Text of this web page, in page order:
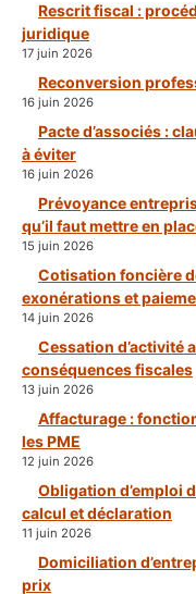
Rescrit fiscal :
juridique
17 juin 2026
Reconversion
16 juin 2026
Pacte d’associés :
à éviter
16 juin 2026
Prévoyance
qu’il faut mettre en
15 juin 2026
Cotisation foncière
exonérations et
14 juin 2026
Cessation d’activité
conséquences fiscales
13 juin 2026
Affacturage :
les PME
12 juin 2026
Obligation d’emploi
calcul et déclaration
11 juin 2026
Domiciliation
prix